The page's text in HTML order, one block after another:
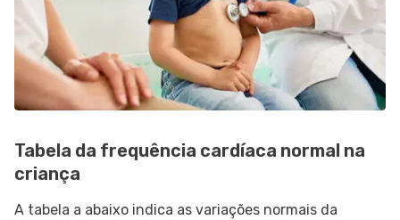
Tabela da frequência cardíaca normal na
criança
A tabela a abaixo indica as variações normais da